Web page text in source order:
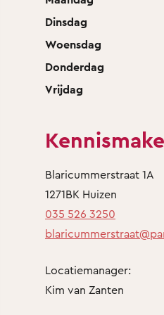
Dinsdag
Woensdag
Donderdag
Vrijdag
Blaricummerstraat 1A
1271BK Huizen
035 526 3250
Locatiemanager:
Kim van Zanten